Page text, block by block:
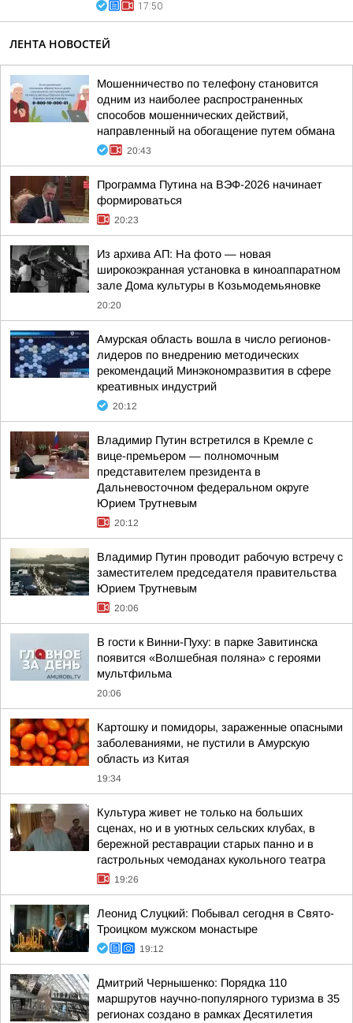
17:50
ЛЕНТА НОВОСТЕЙ
Мошенничество по телефону становится
одним из наиболее распространенных
способов мошеннических действий,
направленный на обогащение путем обмана
20:43
Программа Путина на ВЭФ-2026 начинает
формироваться
20:23
Из архива АП: На фото — новая
широкоэкранная установка в киноаппаратном
зале Дома культуры в Козьмодемьяновке
20:20
Амурская область вошла в число регионов-
лидеров по внедрению методических
рекомендаций Минэкономразвития в сфере
креативных индустрий
20:12
Владимир Путин встретился в Кремле с
вице-премьером — полномочным
представителем президента в
Дальневосточном федеральном округе
Юрием Трутневым
20:12
Владимир Путин проводит рабочую встречу с
заместителем председателя правительства
Юрием Трутневым
20:06
В гости к Винни-Пуху: в парке Завитинска
появится «Волшебная поляна» с героями
мультфильма
20:06
Картошку и помидоры, зараженные опасными
заболеваниями, не пустили в Амурскую
область из Китая
19:34
Культура живет не только на больших
сценах, но и в уютных сельских клубах, в
бережной реставрации старых панно и в
гастрольных чемоданах кукольного театра
19:26
Леонид Слуцкий: Побывал сегодня в Свято-
Троицком мужском монастыре
19:12
Дмитрий Чернышенко: Порядка 110
маршрутов научно-популярного туризма в 35
регионах создано в рамках Десятилетия